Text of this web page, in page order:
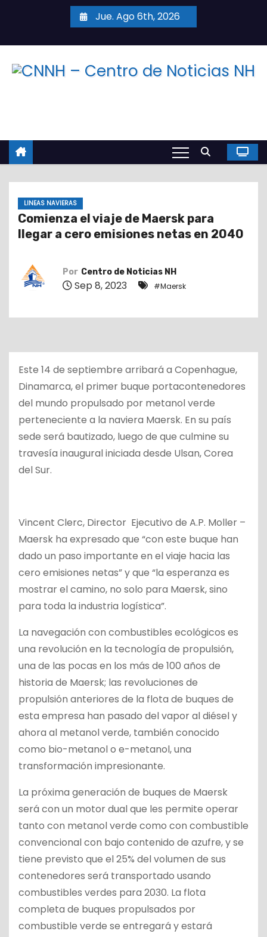
c
Jue. Ago 6th, 2026
LINEAS NAVIERAS
Comienza el viaje de Maersk para
llegar a cero emisiones netas en 2040
Por Centro de Noticias NH
Sep 8, 2023 #Maersk
Este 14 de septiembre arribará a Copenhague,
Dinamarca, el primer buque portacontenedores
del mundo propulsado por metanol verde
perteneciente a la naviera Maersk. En su país
sede será bautizado, luego de que culmine su
travesía inaugural iniciada desde Ulsan, Corea
del Sur.
Vincent Clerc, Director Ejecutivo de A.P. Moller –
Maersk ha expresado que “con este buque han
dado un paso importante en el viaje hacia las
cero emisiones netas” y que “la esperanza es
mostrar el camino, no solo para Maersk, sino
para toda la industria logística”.
La navegación con combustibles ecológicos es
una revolución en la tecnología de propulsión,
una de las pocas en los más de 100 años de
historia de Maersk; las revoluciones de
propulsión anteriores de la flota de buques de
esta empresa han pasado del vapor al diésel y
ahora al metanol verde, también conocido
como bio-metanol o e-metanol, una
transformación impresionante.
La próxima generación de buques de Maersk
será con un motor dual que les permite operar
tanto con metanol verde como con combustible
convencional con bajo contenido de azufre, y se
tiene previsto que el 25% del volumen de sus
contenedores será transportado usando
combustibles verdes para 2030. La flota
completa de buques propulsados por
combustible verde se entregará y estará